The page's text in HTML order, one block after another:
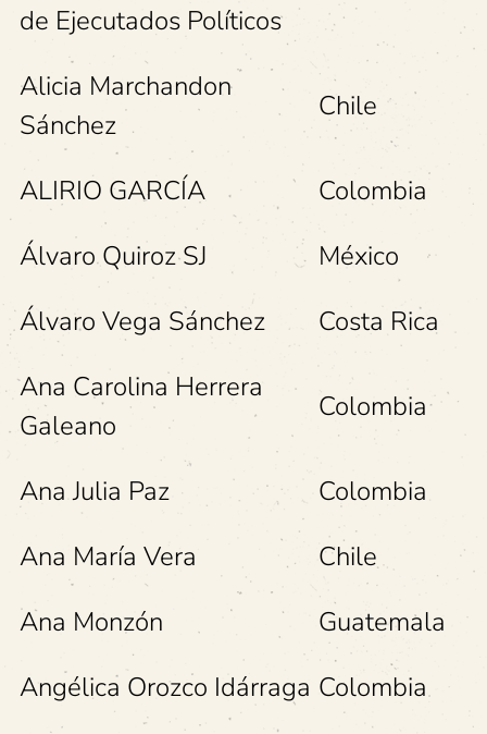
de Ejecutados Políticos
Alicia Marchandon
Sánchez
Chile
ALIRIO GARCÍA
Colombia
Álvaro Quiroz SJ
México
Álvaro Vega Sánchez
Costa Rica
Ana Carolina Herrera
Galeano
Colombia
Ana Julia Paz
Colombia
Ana María Vera
Chile
Ana Monzón
Guatemala
Angélica Orozco Idárraga Colombia